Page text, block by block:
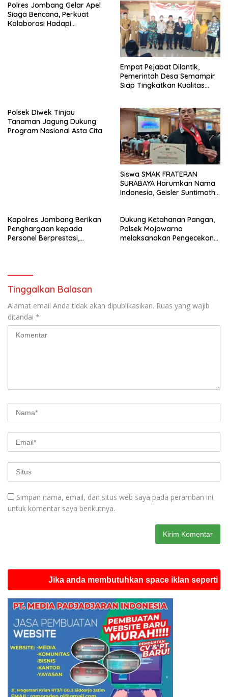
Polres Jombang Gelar Apel
Siaga Bencana, Perkuat
Kolaborasi Hadapi
Empat Pejabat Dilantik,
Pemerintah Desa Semampir
Siap Tingkatkan Kualitas
Polsek Diwek Tinjau
Tanaman Jagung Dukung
Program Nasional Asta Cita
Siswa SMAK FRATERAN
SURABAYA Harumkan Nama
Indonesia, Geisler Suntimothy
Kapolres Jombang Berikan
Penghargaan kepada
Personel Berprestasi,
ke-35
Dukung Ketahanan Pangan,
Polsek Mojowarno
melaksanakan Pengecekan
Tinggalkan Balasan
Alamat email Anda tidak akan dipublikasikan. Ruas yang wajib
ditandai *
Simpan nama, email, dan situs web saya pada peramban ini
untuk komentar saya berikutnya.
Jika anda membutuhkan space iklan seperti ini